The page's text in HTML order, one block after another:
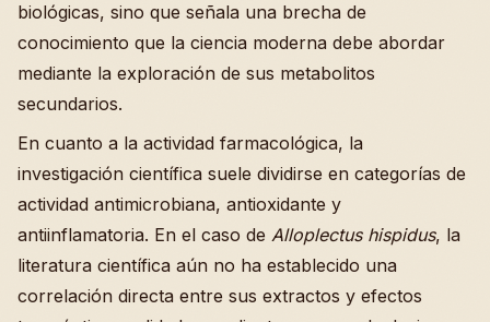
biológicas, sino que señala una brecha de
conocimiento que la ciencia moderna debe abordar
mediante la exploración de sus metabolitos
secundarios.
En cuanto a la actividad farmacológica, la
investigación científica suele dividirse en categorías de
actividad antimicrobiana, antioxidante y
antiinflamatoria. En el caso de Alloplectus hispidus, la
literatura científica aún no ha establecido una
correlación directa entre sus extractos y efectos